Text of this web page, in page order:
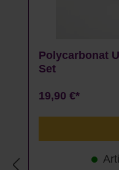
Polycarbonat
Set
19,90 €*